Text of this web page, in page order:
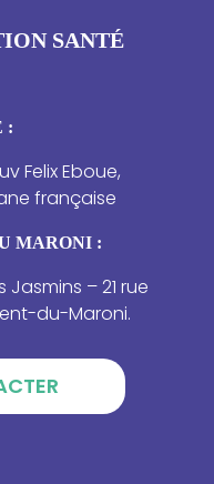
SANTÉ
:
Felix Eboue,
française
MARONI :
Jasmins – 21 rue
du-Maroni.